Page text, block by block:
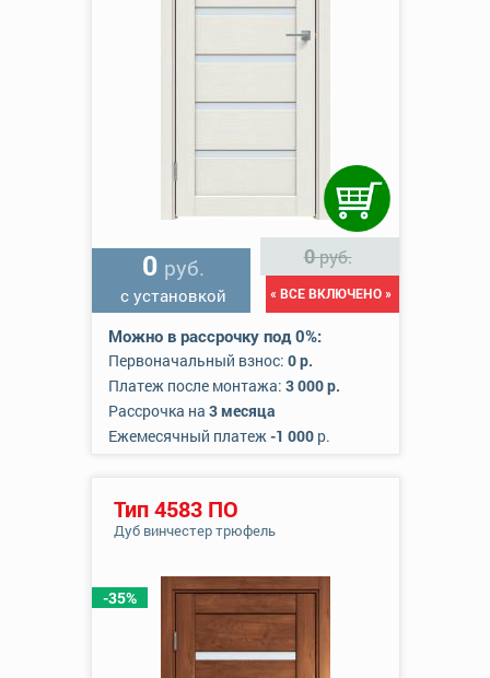
0 руб.
с установкой
0руб.
« ВСЕ ВКЛЮЧЕНО »
Можно в рассрочку под 0%:
Первоначальный взнос: 0 р.
Платеж после монтажа: 3 000 р.
Рассрочка на 3 месяца
Ежемесячный платеж-1 000р.
-35%
Тип 4583 ПО
Дуб винчестер трюфель